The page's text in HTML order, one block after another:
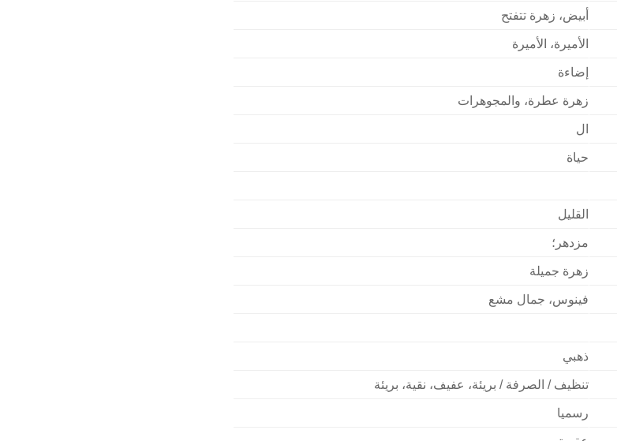
أبيض، زهرة تتفتح
الأميرة، الأميرة
إضاءة
زهرة عطرة، والمجوهرات
ال
حياة
القليل
مزدهر؛
زهرة جميلة
فينوس، جمال مشع
ذهبي
تنظيف / الصرفة / بريئة، عفيف، نقية، بريئة
رسميا